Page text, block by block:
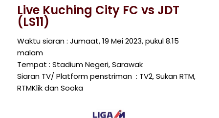
Live Kuching City FC vs JDT
(LS11)
Waktu siaran : Jumaat, 19 Mei 2023, pukul 8.15
malam
Tempat : Stadium Negeri, Sarawak
Siaran TV/ Platform penstriman : TV2, Sukan RTM,
RTMKlik dan Sooka